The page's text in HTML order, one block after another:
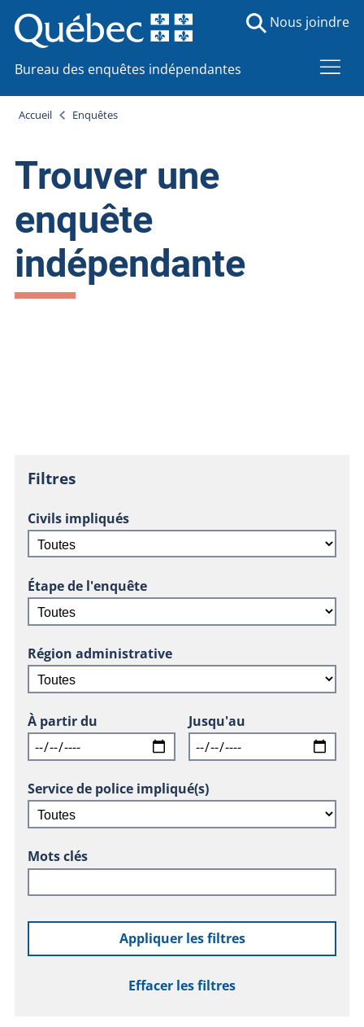
Bureau des enquêtes indépendantes
Nous joindre
Accueil Enquêtes
Trouver une
enquête
indépendante
Filtres
Civils impliqués
Étape de l'enquête
Région administrative
À partir du Jusqu'au
Service de police impliqué(s)
Mots clés
Appliquer les filtres
Effacer les filtres